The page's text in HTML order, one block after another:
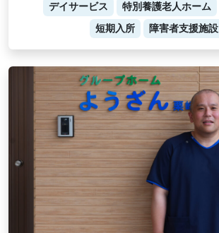
デイサービス 特別養護老人ホーム
短期入所
障害者支援施設